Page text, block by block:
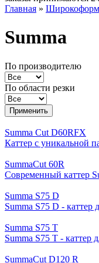
Главная »
Summa
По производителю
По области резки
Summa Cut D60RFX
Каттер c уникальной
SummaCut 60R
Современный каттер
Summa S75 D
Summa S75 D -
Summa S75 T
Summa S75 T - каттер
SummaCut D120 R